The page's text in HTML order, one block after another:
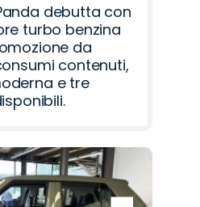
debutta con
turbo benzina
da
contenuti,
e tre